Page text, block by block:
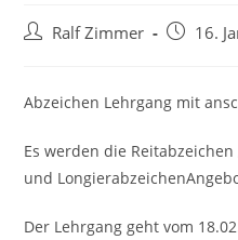
Ralf Zimmer 16.
Abzeichen Lehrgang mit
Es werden die
und
Der Lehrgang geht vom